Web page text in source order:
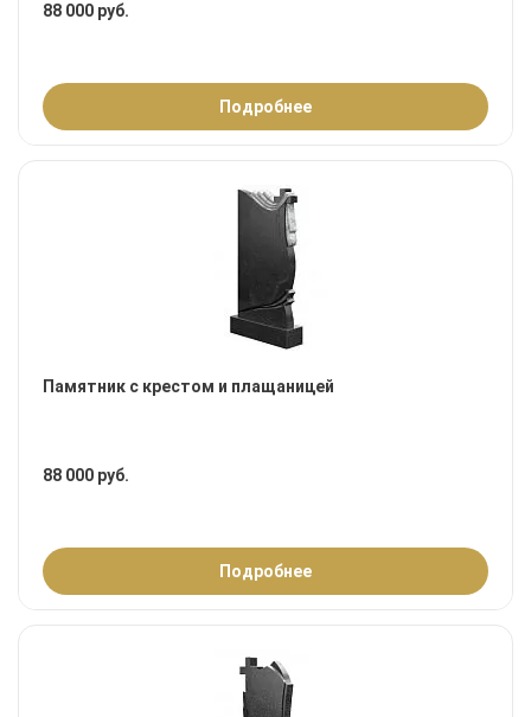
88 000 руб.
Подробнее
Памятник с крестом и плащаницей
88 000 руб.
Подробнее